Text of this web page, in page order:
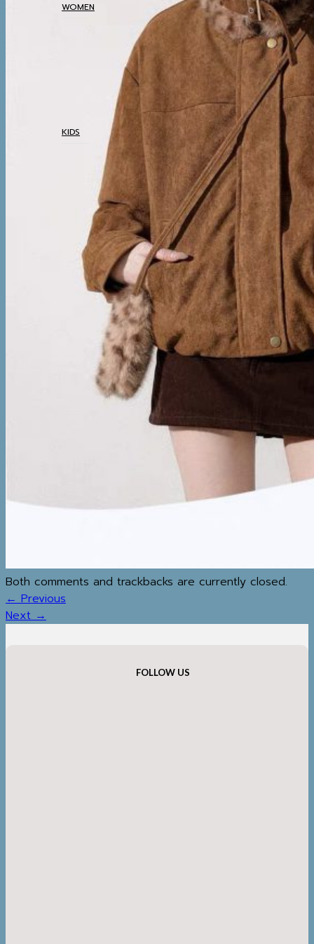
WOMEN
BOTTOM
DRESSES & AIRPORT
LOOKS
THERMAL UNDERWEAR
KIDS
COATS
TOP
BOTTOM
SETS & AIRPORT LOOKS
THERMAL UNDERWEAR
WINTER ACCESSORIES
BOOTS
BOOTS
WINTER ACCESSORIES
TRAVEL ESSENTIALS
วิธีทำความสะอาดเสื้อโค้ท
SHOP
Both comments and trackbacks are currently closed.
←Previous
Next→
FOLLOW US